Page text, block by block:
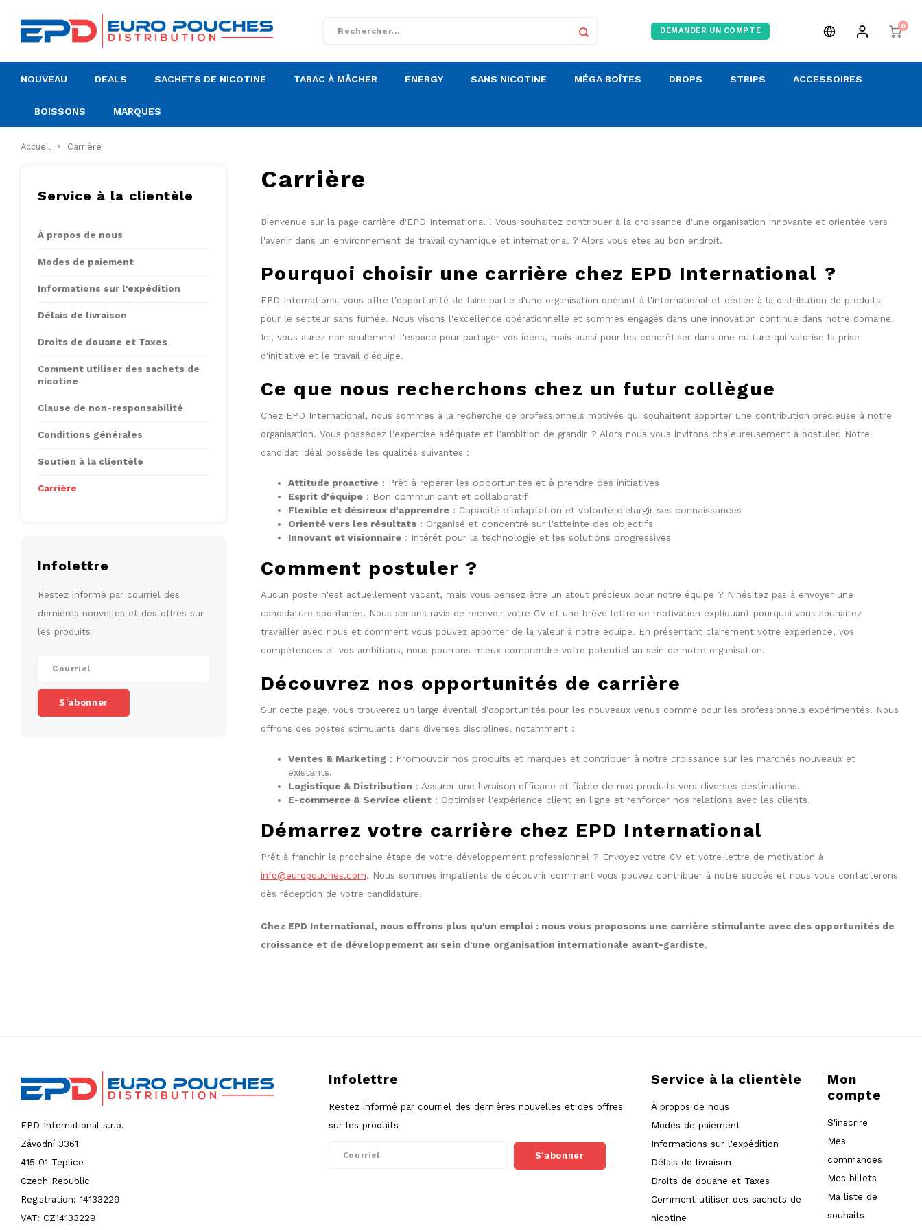
DEMANDER UN COMPTE
0
NOUVEAU DEALS SACHETS DE NICOTINE TABAC À MÂCHER ENERGY SANS NICOTINE MÉGA BOÎTES DROPS STRIPS ACCESSOIRES
BOISSONS MARQUES
Accueil Carrière
Service à la clientèle
À propos de nous
Modes de paiement
Informations sur l'expédition
Délais de livraison
Droits de douane et Taxes
Comment utiliser des sachets de
nicotine
Clause de non-responsabilité
Conditions générales
Soutien à la clientèle
Carrière
Infolettre
Restez informé par courriel des
dernières nouvelles et des offres sur
les produits
S'abonner
Carrière
Bienvenue sur la page carrière d'EPD International ! Vous souhaitez contribuer à la croissance d'une organisation innovante et orientée vers
l'avenir dans un environnement de travail dynamique et international ? Alors vous êtes au bon endroit.
Pourquoi choisir une carrière chez EPD International ?
EPD International vous offre l'opportunité de faire partie d'une organisation opérant à l'international et dédiée à la distribution de produits
pour le secteur sans fumée. Nous visons l'excellence opérationnelle et sommes engagés dans une innovation continue dans notre domaine.
Ici, vous aurez non seulement l'espace pour partager vos idées, mais aussi pour les concrétiser dans une culture qui valorise la prise
d'initiative et le travail d'équipe.
Ce que nous recherchons chez un futur collègue
Chez EPD International, nous sommes à la recherche de professionnels motivés qui souhaitent apporter une contribution précieuse à notre
organisation. Vous possédez l'expertise adéquate et l'ambition de grandir ? Alors nous vous invitons chaleureusement à postuler. Notre
candidat idéal possède les qualités suivantes :
Attitude proactive : Prêt à repérer les opportunités et à prendre des initiatives
Esprit d'équipe : Bon communicant et collaboratif
Flexible et désireux d'apprendre : Capacité d'adaptation et volonté d'élargir ses connaissances
Orienté vers les résultats : Organisé et concentré sur l'atteinte des objectifs
Innovant et visionnaire : Intérêt pour la technologie et les solutions progressives
Comment postuler ?
Aucun poste n'est actuellement vacant, mais vous pensez être un atout précieux pour notre équipe ? N'hésitez pas à envoyer une
candidature spontanée. Nous serions ravis de recevoir votre CV et une brève lettre de motivation expliquant pourquoi vous souhaitez
travailler avec nous et comment vous pouvez apporter de la valeur à notre équipe. En présentant clairement votre expérience, vos
compétences et vos ambitions, nous pourrons mieux comprendre votre potentiel au sein de notre organisation.
Découvrez nos opportunités de carrière
Sur cette page, vous trouverez un large éventail d'opportunités pour les nouveaux venus comme pour les professionnels expérimentés. Nous
offrons des postes stimulants dans diverses disciplines, notamment :
Ventes & Marketing : Promouvoir nos produits et marques et contribuer à notre croissance sur les marchés nouveaux et
existants.
Logistique & Distribution : Assurer une livraison efficace et fiable de nos produits vers diverses destinations.
E-commerce & Service client : Optimiser l'expérience client en ligne et renforcer nos relations avec les clients.
Démarrez votre carrière chez EPD International
Prêt à franchir la prochaine étape de votre développement professionnel ? Envoyez votre CV et votre lettre de motivation à
info@europouches.com. Nous sommes impatients de découvrir comment vous pouvez contribuer à notre succès et nous vous contacterons
dès réception de votre candidature.
Chez EPD International, nous offrons plus qu'un emploi : nous vous proposons une carrière stimulante avec des opportunités de
croissance et de développement au sein d'une organisation internationale avant-gardiste.
EPD International s.r.o.
Závodní 3361
415 01 Teplice
Czech Republic
Registration: 14133229
VAT: CZ14133229
Infolettre
Restez informé par courriel des dernières nouvelles et des offres
sur les produits
S'abonner
Service à la clientèle
À propos de nous
Modes de paiement
Informations sur l'expédition
Délais de livraison
Droits de douane et Taxes
Comment utiliser des sachets de
nicotine
Mon
compte
S'inscrire
Mes
commandes
Mes billets
Ma liste de
souhaits